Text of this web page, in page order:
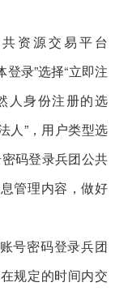
资源交易平台
登录”选择“立即注
人身份注册的选
人”，用户类型选
码登录兵团公共
管理内容，做好
号密码登录兵团
规定的时间内交